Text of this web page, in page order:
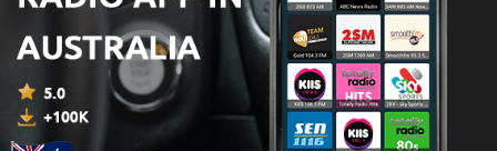
produção.
00:21:46 · A frase explica que a estrutura de
encargos e impostos é o principal fator para o
preço elevado da energia no país.